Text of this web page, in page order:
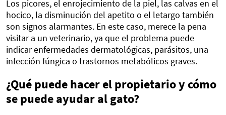
Los picores, el enrojecimiento de la piel, las calvas en el
hocico, la disminución del apetito o el letargo también
son signos alarmantes. En este caso, merece la pena
visitar a un veterinario, ya que el problema puede
indicar enfermedades dermatológicas, parásitos, una
infección fúngica o trastornos metabólicos graves.
¿Qué puede hacer el propietario y cómo
se puede ayudar al gato?